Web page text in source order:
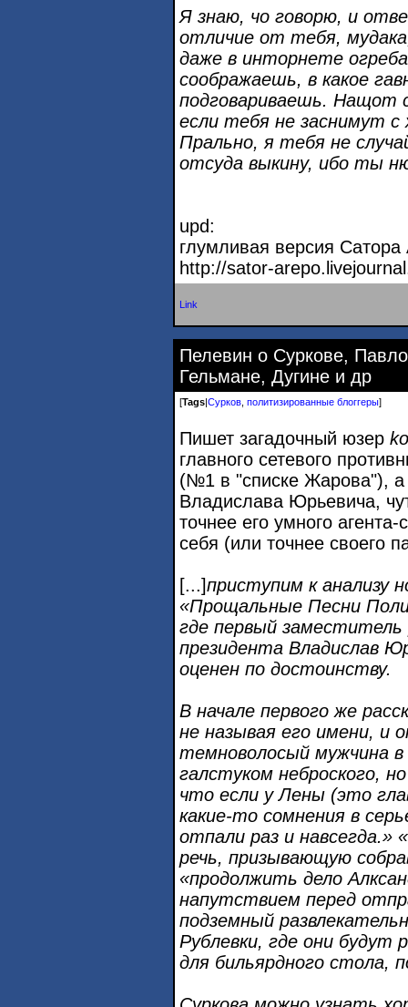
Я знаю, чо говорю, и
отличие от тебя,
даже в инторнете
соображаешь, в какое
подговариваешь. Нащот
если тебя не заснимут
Прально, я тебя не
отсуда выкину, ибо ты
upd:
глумливая версия Сатора
http://sator-
Link
Пелевин о Суркове,
Гельмане, Дугине и др
[Tags|Сурков политизированные блоггеры]
Пишет загадочный юзер
главного сетевого
(№1 в "списке Жарова"), а
Владислава Юрьевича,
точнее его умного
себя (или точнее своего
[...]приступим к анализу
«Прощальные Песни
где первый заместитель
президента Владислав
оценен по достоинству.
В начале первого же
не называя его имени, и
темноволосый мужчина
галстуком неброского,
что если у Лены (это
какие‑то сомнения в
отпали раз и навсегда.»
речь, призывающую
«продолжить дело
напутствием перед
подземный
Рублевки, где они
для бильярдного